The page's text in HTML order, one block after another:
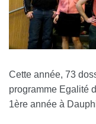
Cette année, 73
programme Egalité
1ère année à